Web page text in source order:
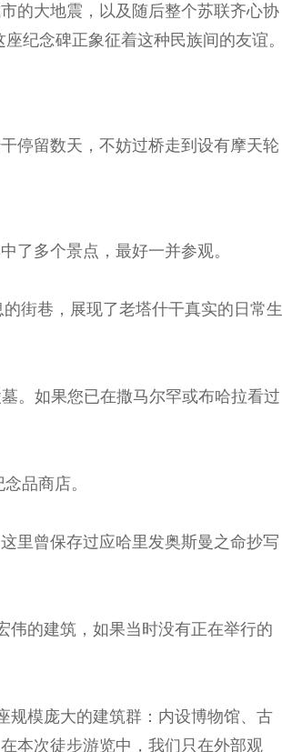
的大地震，以及随后整个苏联齐心协
纪念碑正象征着这种民族间的友谊。
停留数天，不妨过桥走到设有摩天轮
了多个景点，最好一并参观。
街巷，展现了老塔什干真实的日常生
。如果您已在撒马尔罕或布哈拉看过
品商店。
里曾保存过应哈里发奥斯曼之命抄写
的建筑，如果当时没有正在举行的
模庞大的建筑群：内设博物馆、古
本次徒步游览中，我们只在外部观